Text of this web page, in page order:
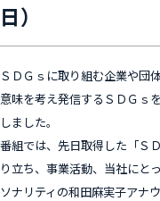
日）
ＳＤＧｓに取り組む企業や団
意味を考え発信するＳＤＧｓ
しました。
番組では、先日取得した「Ｓ
り立ち、事業活動、当社にと
ソナリティの和田麻実子アナ